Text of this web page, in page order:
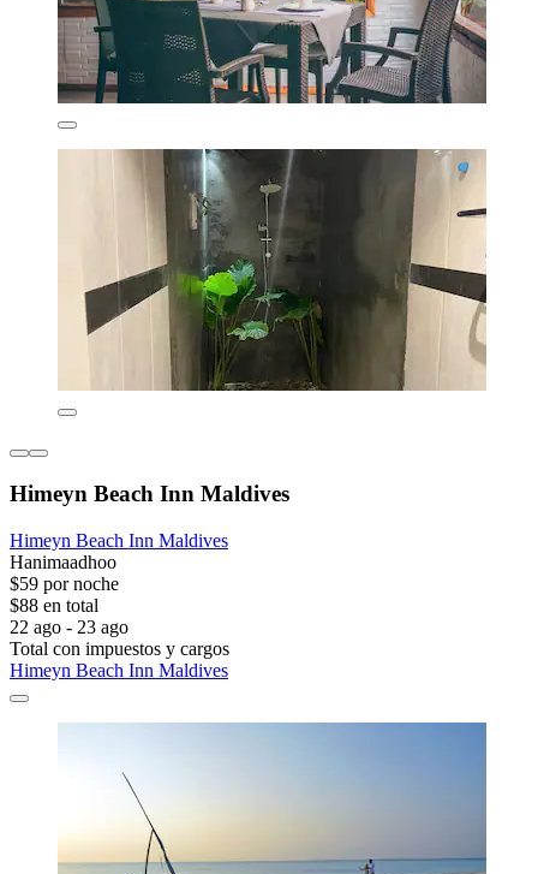
Himeyn Beach Inn Maldives
Himeyn Beach Inn Maldives
Hanimaadhoo
$59 por noche
$88 en total
22 ago - 23 ago
Total con impuestos y cargos
Himeyn Beach Inn Maldives